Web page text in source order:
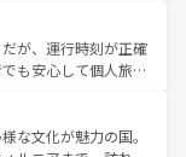
異なる文化を体験で
ス情報はコンテンツ一覧
、新着の
てほしい。
優雅なアフタヌーン
国パブ、サッカー観
豊富。イギリスを旅
が、運行時刻が正確
も安心して個人旅行
らではのユニークな
く町歩きも満喫する
な文化が魅力の国。